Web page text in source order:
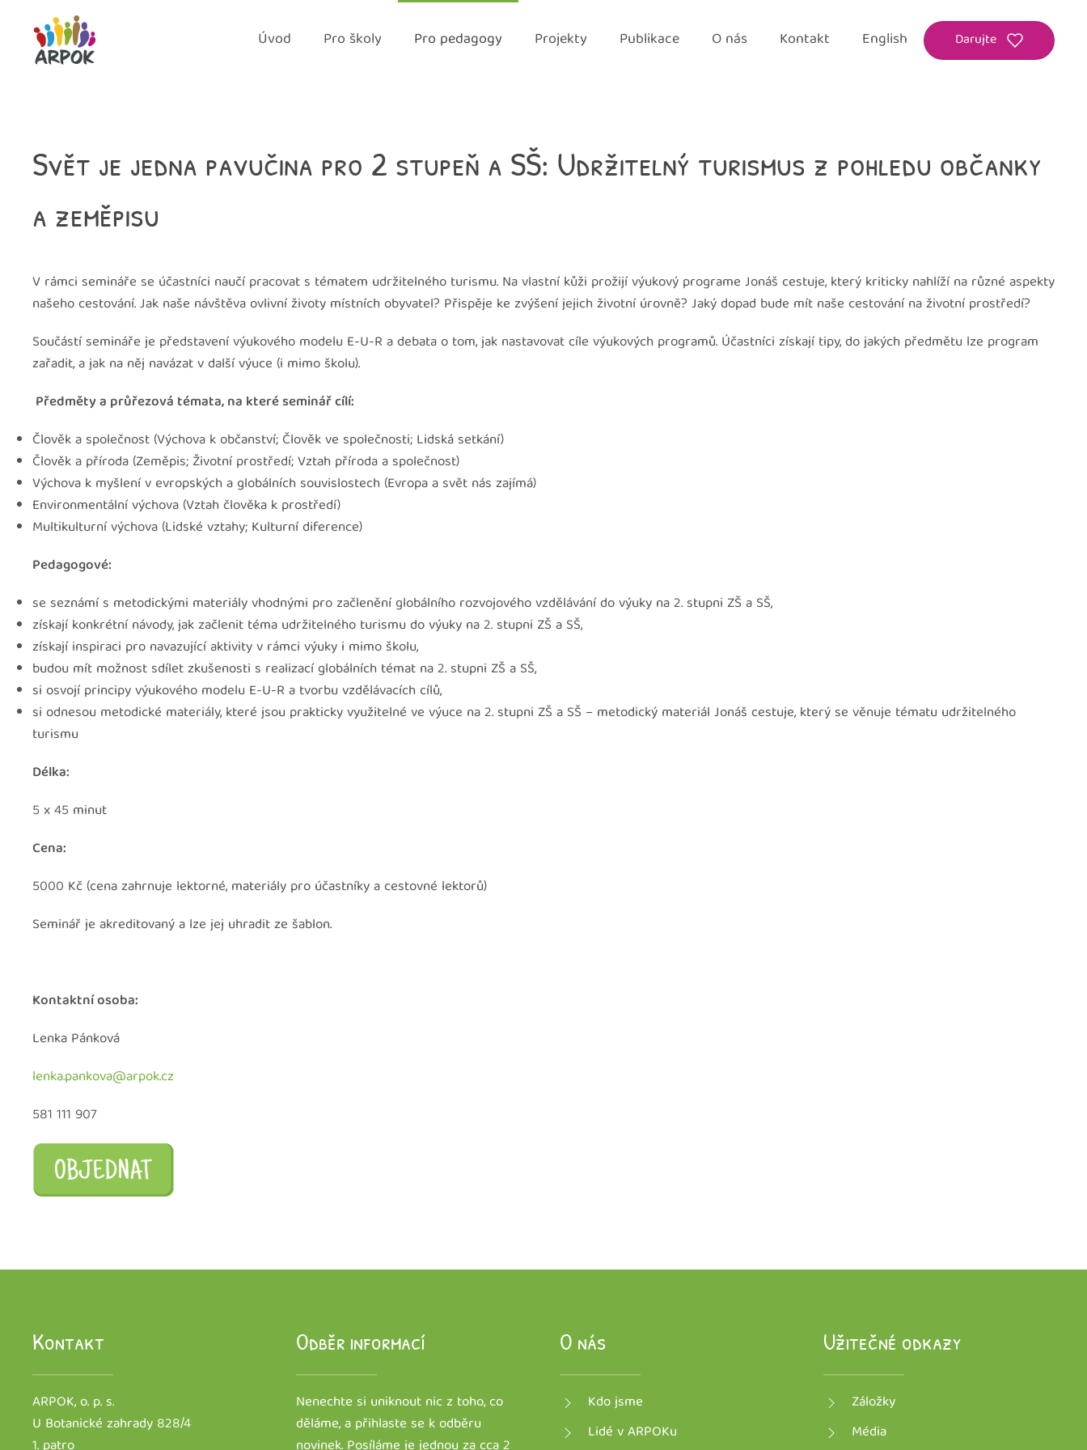
Skip to main content Úvod Pro školy Pro pedagogy Projekty Publikace O nás Kontakt English Darujte
Svět je jedna pavučina pro 2 stupeň a SŠ: Udržitelný turismus z pohledu občanky
a zeměpisu
V rámci semináře se účastníci naučí pracovat s tématem udržitelného turismu. Na vlastní kůži prožijí výukový programe Jonáš cestuje, který kriticky nahlíží na různé aspekty
našeho cestování. Jak naše návštěva ovlivní životy místních obyvatel? Přispěje ke zvýšení jejich životní úrovně? Jaký dopad bude mít naše cestování na životní prostředí?
Součástí semináře je představení výukového modelu E-U-R a debata o tom, jak nastavovat cíle výukových programů. Účastníci získají tipy, do jakých předmětu lze program
zařadit, a jak na něj navázat v další výuce (i mimo školu).
Předměty a průřezová témata, na které seminář cílí:
Člověk a společnost (Výchova k občanství; Člověk ve společnosti; Lidská setkání)
Člověk a příroda (Zeměpis; Životní prostředí; Vztah příroda a společnost)
Výchova k myšlení v evropských a globálních souvislostech (Evropa a svět nás zajímá)
Environmentální výchova (Vztah člověka k prostředí)
Multikulturní výchova (Lidské vztahy; Kulturní diference)
Pedagogové:
se seznámí s metodickými materiály vhodnými pro začlenění globálního rozvojového vzdělávání do výuky na 2. stupni ZŠ a SŠ,
získají konkrétní návody, jak začlenit téma udržitelného turismu do výuky na 2. stupni ZŠ a SŠ,
získají inspiraci pro navazující aktivity v rámci výuky i mimo školu,
budou mít možnost sdílet zkušenosti s realizací globálních témat na 2. stupni ZŠ a SŠ,
si osvojí principy výukového modelu E-U-R a tvorbu vzdělávacích cílů,
si odnesou metodické materiály, které jsou prakticky využitelné ve výuce na 2. stupni ZŠ a SŠ – metodický materiál Jonáš cestuje, který se věnuje tématu udržitelného
turismu
Délka:
5 x 45 minut
Cena:
5000 Kč (cena zahrnuje lektorné, materiály pro účastníky a cestovné lektorů)
Seminář je akreditovaný a lze jej uhradit ze šablon.
Kontaktní osoba:
Lenka Pánková
lenka.pankova@arpok.cz
581 111 907
Kontakt
ARPOK, o. p. s.
U Botanické zahrady 828/4
Odběr informací
Nenechte si uniknout nic z toho, co
děláme, a přihlaste se k odběru
O nás
Kdo jsme
Lidé v ARPOKu
Užitečné odkazy
Záložky
Média